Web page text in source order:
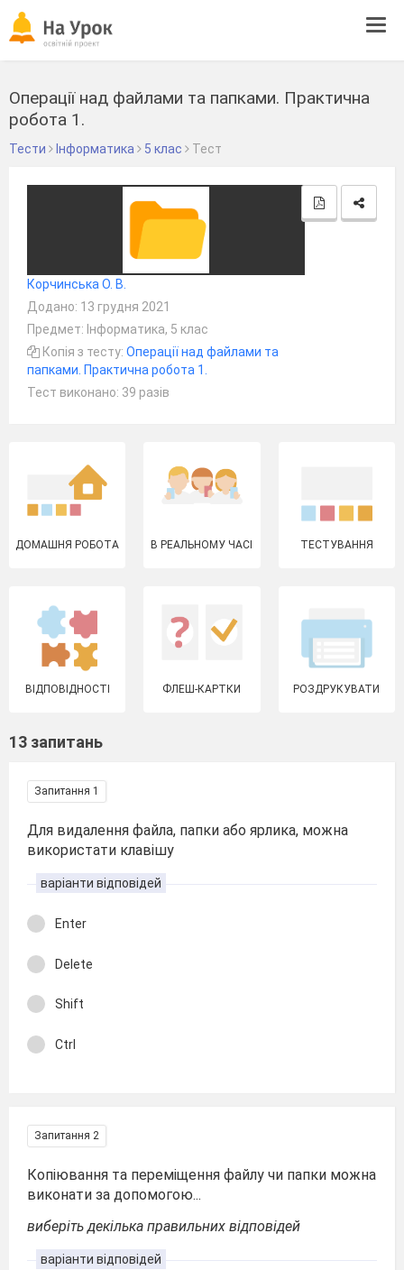
Операції над файлами та папками. Практична
робота 1.
Тести Інформатика 5 клас Тест
Корчинська О. В.
Додано: 13 грудня 2021
Предмет: Інформатика, 5 клас
Копія з тесту: Операції над файлами та
папками. Практична робота 1.
Тест виконано: 39 разів
ДОМАШНЯ РОБОТА В РЕАЛЬНОМУ ЧАСІ ТЕСТУВАННЯ
ВІДПОВІДНОСТІ ФЛЕШ-КАРТКИ РОЗДРУКУВАТИ
13 запитань
Запитання 1
Для видалення файла, папки або ярлика, можна
використати клавішу
варіанти відповідей
Enter
Delete
Shift
Ctrl
Запитання 2
Копіювання та переміщення файлу чи папки можна
виконати за допомогою...
виберіть декілька правильних відповідей
варіанти відповідей